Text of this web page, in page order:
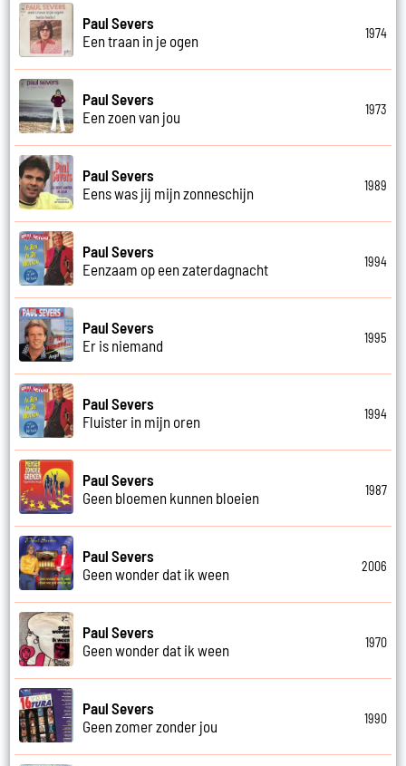
Paul Severs
Een traan in je ogen
1974
Paul Severs
Een zoen van jou
1973
Paul Severs
Eens was jij mijn zonneschijn
1989
Paul Severs
Eenzaam op een zaterdagnacht
1994
Paul Severs
Er is niemand
1995
Paul Severs
Fluister in mijn oren
1994
Paul Severs
Geen bloemen kunnen bloeien
1987
Paul Severs
Geen wonder dat ik ween
2006
Paul Severs
Geen wonder dat ik ween
1970
Paul Severs
Geen zomer zonder jou
1990